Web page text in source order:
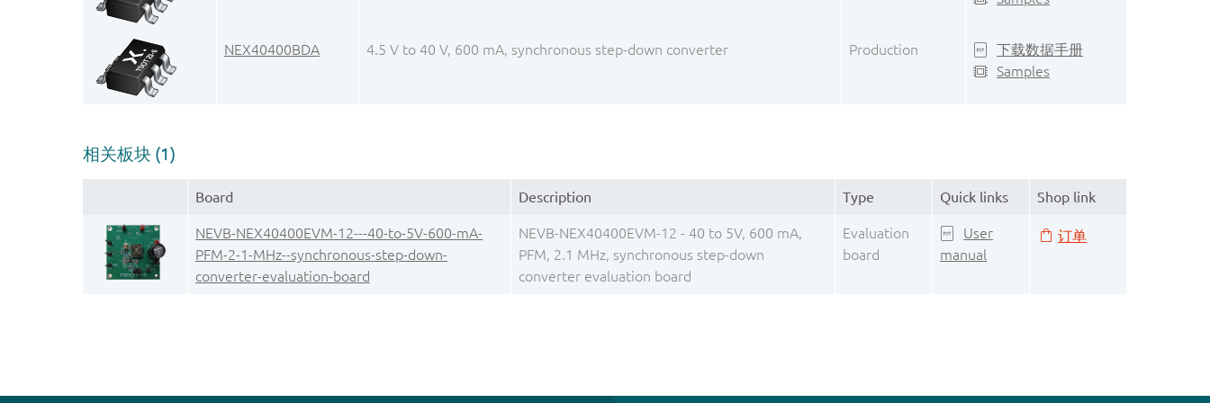
NEX40400BDA 4.5 V to 40 V, 600 mA, synchronous step-down converter Production
下载数据手册
Samples
相关板块 (1)
Board Description Type Quick links Shop link
NEVB-NEX40400EVM-12---40-to-5V-600-mA-
PFM-2-1-MHz--synchronous-step-down-
converter-evaluation-board
NEVB-NEX40400EVM-12 - 40 to 5V, 600 mA,
PFM, 2.1 MHz, synchronous step-down
converter evaluation board
Evaluation
board
User
manual
订单